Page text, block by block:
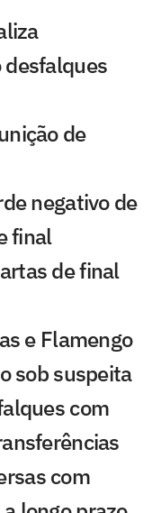
desfalques
de
negativo de
final
de final
e Flamengo
sob suspeita
com
com